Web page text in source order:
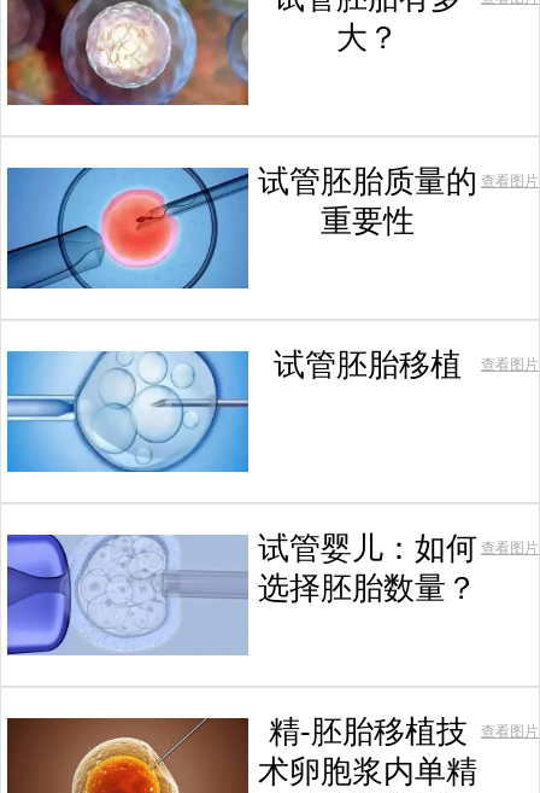
大？
试管胚胎质量的
重要性
查看图片
试管胚胎移植 查看图片
试管婴儿：如何
选择胚胎数量？
查看图片
精-胚胎移植技
术卵胞浆内单精
查看图片